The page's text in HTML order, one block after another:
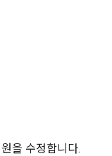
을 수정합니다.